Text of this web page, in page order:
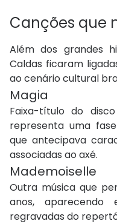
Canções que
Além dos grandes
Caldas ficaram
ao cenário cultural
Magia
Faixa-título do
representa uma
que antecipava
associadas ao axé.
Mademoiselle
Outra música que
anos,
regravadas do